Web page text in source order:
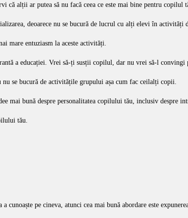
alții ar putea să nu facă ceea ce este mai bine pentru copilul
deoarece nu se bucură de lucrul cu alți elevi în activități
mare entuziasm la aceste activități.
a educației. Vrei să-ți susții copilul, dar nu vrei să-l
se bucură de activitățile grupului așa cum fac ceilalți copii.
mai bună despre personalitatea copilului tău, inclusiv despre
tău.
pe cineva, atunci cea mai bună abordare este